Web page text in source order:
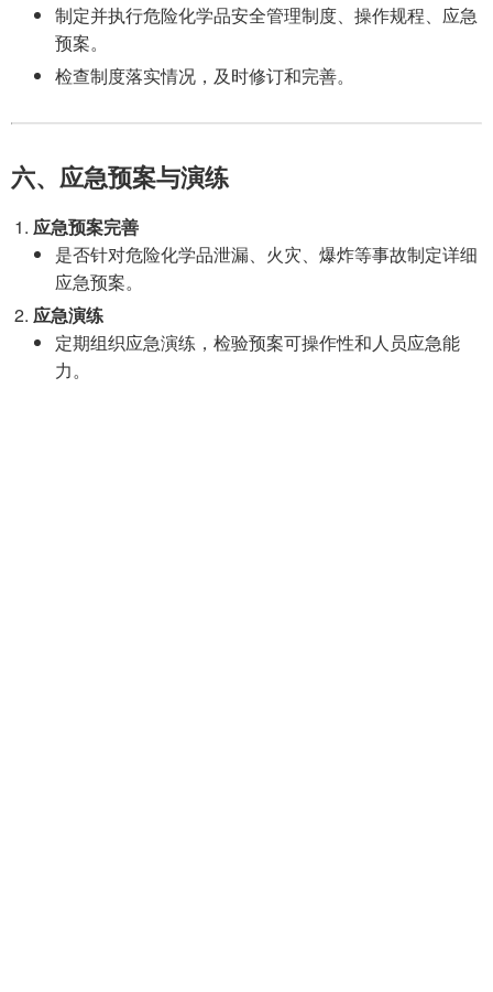
制定并执行危险化学品安全管理制度、操作规程、应急
预案。
检查制度落实情况，及时修订和完善。
六、应急预案与演练
应急预案完善
是否针对危险化学品泄漏、火灾、爆炸等事故制定详细
应急预案。
应急演练
定期组织应急演练，检验预案可操作性和人员应急能
力。